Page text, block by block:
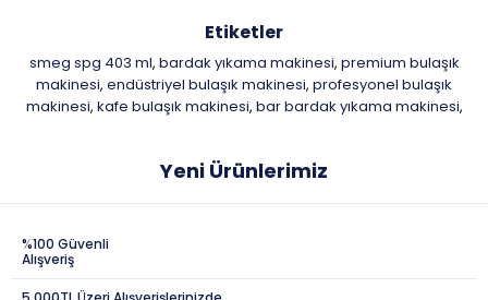
Etiketler
smeg spg 403 ml, bardak yıkama makinesi, premium bulaşık
makinesi, endüstriyel bulaşık makinesi, profesyonel bulaşık
makinesi, kafe bulaşık makinesi, bar bardak yıkama makinesi,
Yeni Ürünlerimiz
%100 Güvenli
Alışveriş